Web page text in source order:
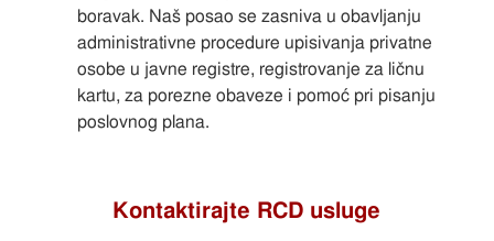
boravak. Naš posao se zasniva u obavljanju
administrativne procedure upisivanja privatne
osobe u javne registre, registrovanje za ličnu
kartu, za porezne obaveze i pomoć pri pisanju
poslovnog plana.
Kontaktirajte RCD usluge